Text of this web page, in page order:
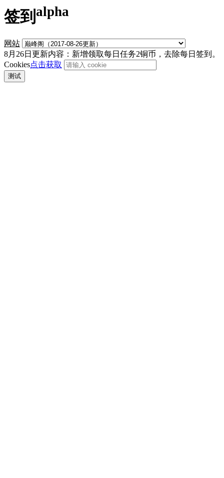
签到 alpha
网站
8月26日更新内容：新增领取每日任务2铜币，去除每日签到
Cookies点击获取
测试